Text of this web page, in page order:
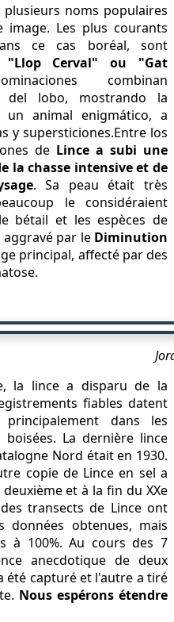
plusieurs noms populaires
Les plus courants
ce cas boréal, sont
"Llop Cerval" ou "Gat
combinan
del lobo, mostrando la
animal enigmático, a
y supersticiones.Entre los
de Lince a subi une
la chasse intensive et de
. Sa peau était très
le considéraient
bétail et les espèces de
aggravé par le Diminution
principal, affecté par des
la lince a disparu de la
fiables datent
dans les
La dernière lince
Nord était en 1930.
copie de Lince en sel a
et à la fin du XXe
transects de Lince ont
données obtenues, mais
à 100%. Au cours des 7
anecdotique de deux
été capturé et l'autre a tiré
Nous espérons étendre